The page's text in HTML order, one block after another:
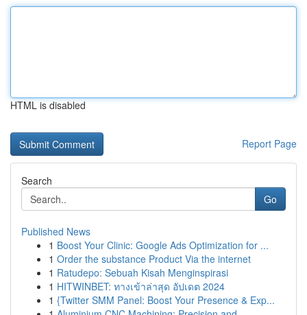
HTML is disabled
Report Page
Search
Go
Published News
1 Boost Your Clinic: Google Ads Optimization for ...
1 Order the substance Product Via the internet
1 Ratudepo: Sebuah Kisah Menginspirasi
1 HITWINBET: ทางเข้าล่าสุด อัปเดต 2024
1 {Twitter SMM Panel: Boost Your Presence & Exp...